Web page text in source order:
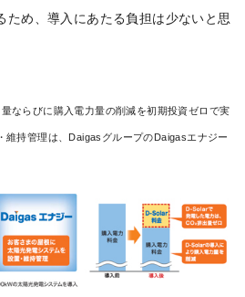
ため、導入にあたる負担は少ないと思
ならびに購入電力量の削減を初期投資ゼロで実
維持管理は、DaigasグループのDaigasエナジー